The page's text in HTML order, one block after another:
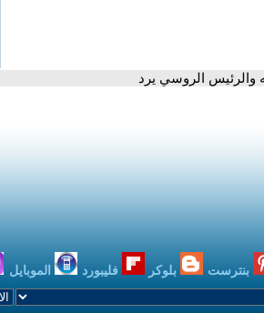
والرئيس الروسي يرد
بنترست بلوكر فليبورد الموبايل